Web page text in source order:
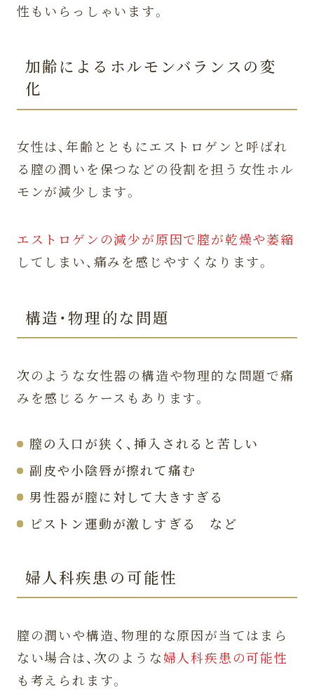
性もいらっしゃいます。
加齢によるホルモンバランスの変
化
女性は、年齢とともにエストロゲンと呼ばれ
る膣の潤いを保つなどの役割を担う女性ホル
モンが減少します。
エストロゲンの減少が原因で膣が乾燥や萎縮
してしまい、痛みを感じやすくなります。
構造・物理的な問題
次のような女性器の構造や物理的な問題で痛
みを感じるケースもあります。
膣の入口が狭く、挿入されると苦しい
副皮や小陰唇が擦れて痛む
男性器が膣に対して大きすぎる
ピストン運動が激しすぎる など
婦人科疾患の可能性
膣の潤いや構造、物理的な原因が当てはまら
ない場合は、次のような婦人科疾患の可能性
も考えられます。